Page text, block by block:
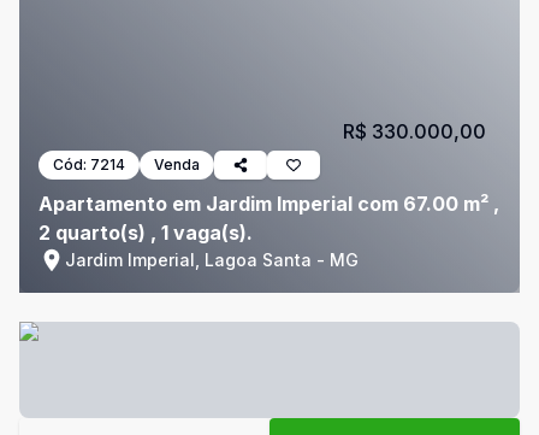
Cód: 7214 Venda
Apartamento em Jardim Imperial com 67.00 m² ,
2 quarto(s) , 1 vaga(s).
Jardim Imperial, Lagoa Santa - MG
R$ 330.000,00